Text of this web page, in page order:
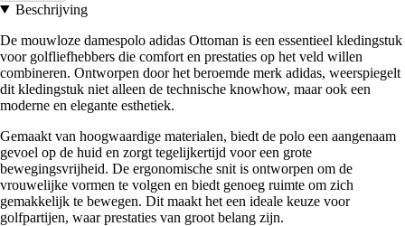
Beschrijving
De mouwloze damespolo adidas Ottoman is een essentieel kledingstuk
voor golfliefhebbers die comfort en prestaties op het veld willen
combineren. Ontworpen door het beroemde merk adidas, weerspiegelt
dit kledingstuk niet alleen de technische knowhow, maar ook een
moderne en elegante esthetiek.
Gemaakt van hoogwaardige materialen, biedt de polo een aangenaam
gevoel op de huid en zorgt tegelijkertijd voor een grote
bewegingsvrijheid. De ergonomische snit is ontworpen om de
vrouwelijke vormen te volgen en biedt genoeg ruimte om zich
gemakkelijk te bewegen. Dit maakt het een ideale keuze voor
golfpartijen, waar prestaties van groot belang zijn.